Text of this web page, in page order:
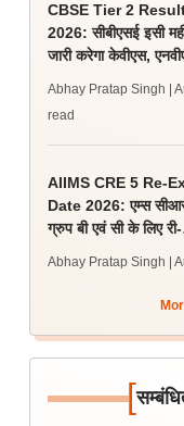
CBSE Tier 2
2026: सीबीएसई इसी
जारी करेगा केवीएस,
परीक्षा के रिजल्ट
Abhay Pratap Singh |
read
AIIMS CRE 5 Re-
Date 2026: एम्स
ग्रुप बी एवं सी के लिए री-
कार्ड जल्द
Abhay Pratap Singh |
[